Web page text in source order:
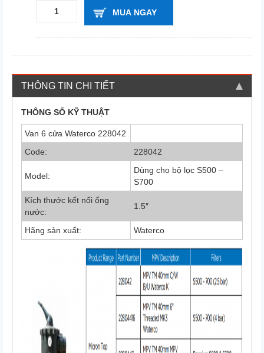
MUA NGAY
THÔNG TIN CHI TIẾT
THÔNG SỐ KỸ THUẬT
Van 6 cửa Waterco 228042
Code:
228042
Model:
Dùng cho bộ lọc S500 –
S700
Kích thước kết nối ống
nước:
1.5″
Hãng sản xuất: Waterco